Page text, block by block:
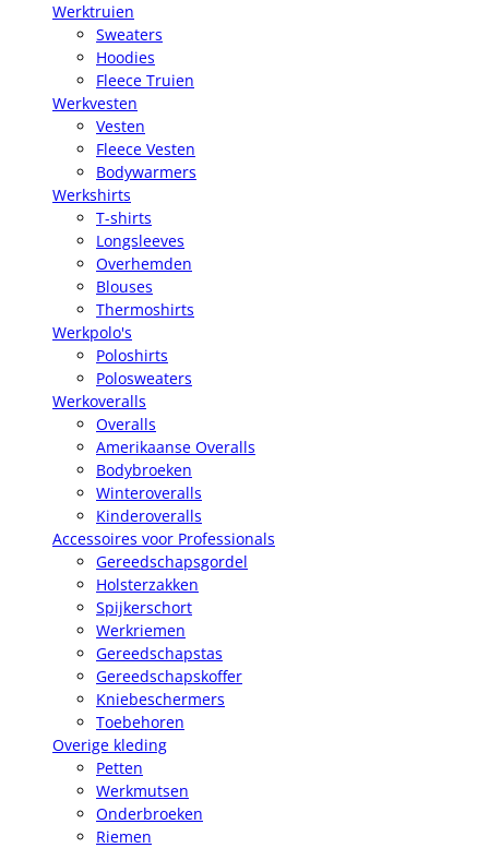
Werktruien
Sweaters
Hoodies
Fleece Truien
Werkvesten
Vesten
Fleece Vesten
Bodywarmers
Werkshirts
T-shirts
Longsleeves
Overhemden
Blouses
Thermoshirts
Werkpolo's
Poloshirts
Polosweaters
Werkoveralls
Overalls
Amerikaanse Overalls
Bodybroeken
Winteroveralls
Kinderoveralls
Accessoires voor Professionals
Gereedschapsgordel
Holsterzakken
Spijkerschort
Werkriemen
Gereedschapstas
Gereedschapskoffer
Kniebeschermers
Toebehoren
Overige kleding
Petten
Werkmutsen
Onderbroeken
Riemen